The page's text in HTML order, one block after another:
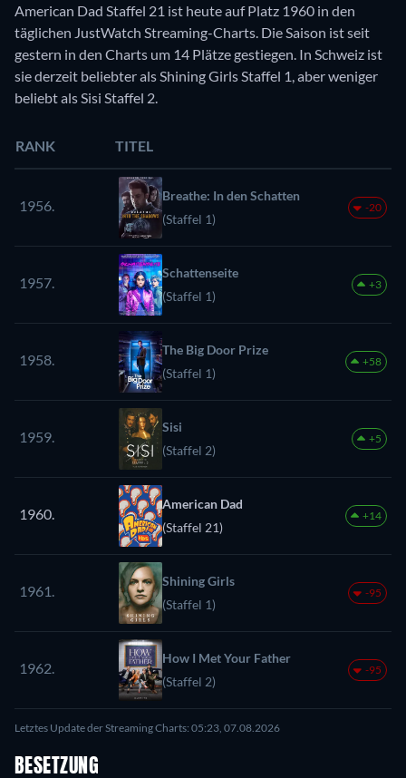
American Dad Staffel 21 ist heute auf Platz 1960 in den
täglichen JustWatch Streaming-Charts. Die Saison ist seit
gestern in den Charts um 14 Plätze gestiegen. In Schweiz ist
sie derzeit beliebter als Shining Girls Staffel 1, aber weniger
beliebt als Sisi Staffel 2.
RANK TITEL
1956.
Breathe: In den Schatten
(Staffel 1)
-20
1957.
Schattenseite
(Staffel 1)
+3
1958.
The Big Door Prize
(Staffel 1)
+58
1959.
Sisi
(Staffel 2)
+5
1960.
American Dad
(Staffel 21)
+14
1961.
Shining Girls
(Staffel 1)
-95
1962.
How I Met Your Father
(Staffel 2)
-95
Letztes Update der Streaming Charts: 05:23, 07.08.2026
BESETZUNG